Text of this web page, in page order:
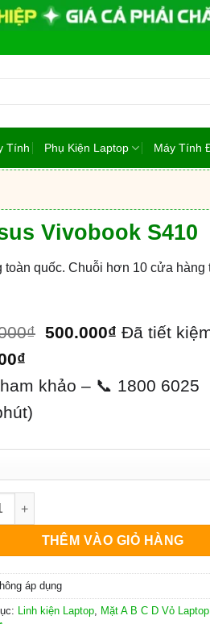
Tính Phụ Kiện Laptop Máy Tính
Vivobook S410
quốc. Chuỗi hơn 10 cửa hàng
₫ 500.000₫ Đã tiết
₫
khảo – 📞 1800 6025
Asus Vivobook S410 số lượng
THÊM VÀO GIỎ HÀNG
áp dụng
Linh kiện Laptop, Mặt A B C D Vỏ Laptop